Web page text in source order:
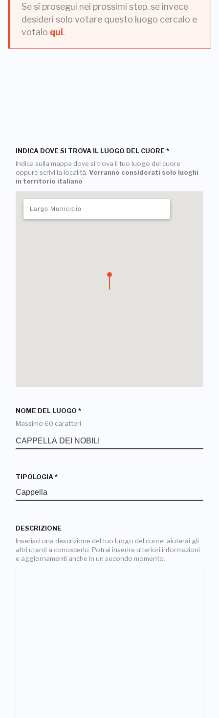
Se sì prosegui nei prossimi step, se invece
desideri solo votare questo luogo cercalo e
votalo qui.
INDICA DOVE SI TROVA IL LUOGO DEL CUORE *
Indica sulla mappa dove si trova il tuo luogo del cuore
oppure scrivi la località. Verranno considerati solo luoghi
in territorio italiano
NOME DEL LUOGO *
Massimo 60 caratteri
TIPOLOGIA *
DESCRIZIONE
Inserisci una descrizione del tuo luogo del cuore: aiuterai gli
altri utenti a conoscerlo. Potrai inserire ulteriori informazioni
e aggiornamenti anche in un secondo momento.